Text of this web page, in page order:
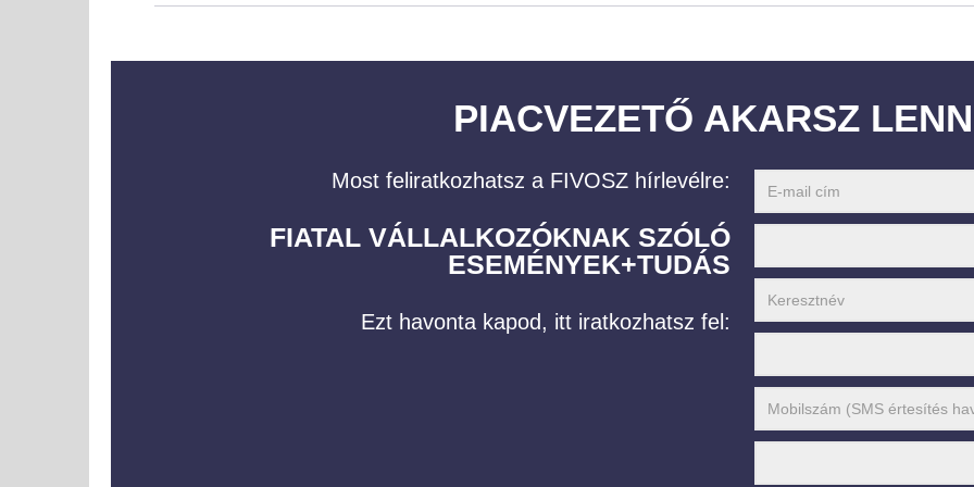
PIACVEZETŐ AKARSZ
Most feliratkozhatsz a FIVOSZ hírlevélre:
FIATAL VÁLLALKOZÓKNAK SZÓLÓ
ESEMÉNYEK+TUDÁS
Ezt havonta kapod, itt iratkozhatsz fel: